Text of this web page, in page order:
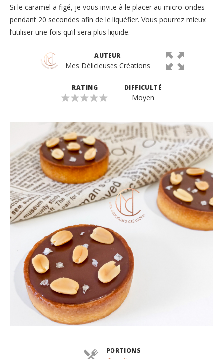
Si le caramel a figé, je vous invite à le placer au micro-ondes
pendant 20 secondes afin de le liquéfier. Vous pourrez mieux
l’utiliser une fois qu’il sera plus liquide.
AUTEUR
Mes Délicieuses Créations
RATING DIFFICULTÉ
Moyen
PORTIONS